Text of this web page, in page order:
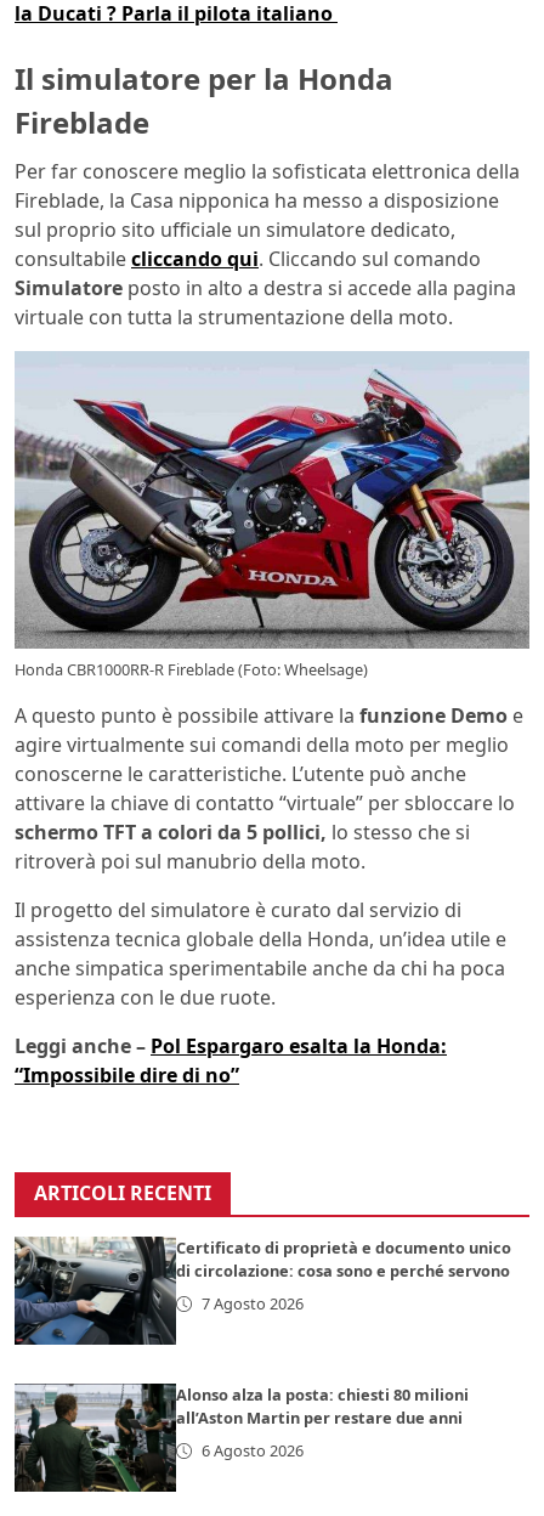
la Ducati ? Parla il pilota italiano
Il simulatore per la Honda
Fireblade
Per far conoscere meglio la sofisticata elettronica della
Fireblade, la Casa nipponica ha messo a disposizione
sul proprio sito ufficiale un simulatore dedicato,
consultabilecliccando qui. Cliccando sul comando
Simulatore posto in alto a destra si accede alla pagina
virtuale con tutta la strumentazione della moto.
Honda CBR1000RR-R Fireblade (Foto: Wheelsage)
A questo punto è possibile attivare la funzione Demo e
agire virtualmente sui comandi della moto per meglio
conoscerne le caratteristiche. L’utente può anche
attivare la chiave di contatto “virtuale” per sbloccare lo
schermo TFT a colori da 5 pollici, lo stesso che si
ritroverà poi sul manubrio della moto.
Il progetto del simulatore è curato dal servizio di
assistenza tecnica globale della Honda, un’idea utile e
anche simpatica sperimentabile anche da chi ha poca
esperienza con le due ruote.
Leggi anche – Pol Espargaro esalta la Honda:
“Impossibile dire di no”
ARTICOLI RECENTI
Certificato di proprietà e documento unico
di circolazione: cosa sono e perché servono
7 Agosto 2026
Alonso alza la posta: chiesti 80 milioni
all’Aston Martin per restare due anni
6 Agosto 2026